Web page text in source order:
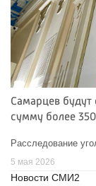
Самарцев будут
сумму более
Расследование
5 мая 2026
Новости СМИ2